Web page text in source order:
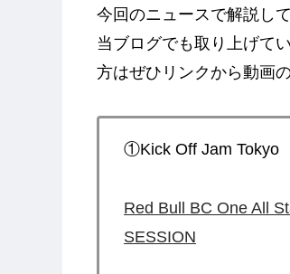
今回のニュースで解説し
当ブログでも取り上げて
方はぜひリンクから動画
①Kick Off Jam Tokyo
Red Bull BC One All
SESSION